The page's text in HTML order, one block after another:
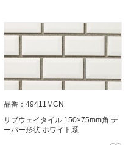
品番：49411MCN
サブウェイタイル 150×75mm角 テ
ーパー形状 ホワイト系